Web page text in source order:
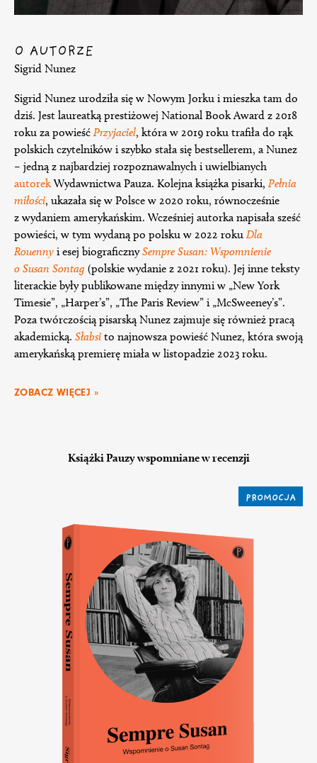
O AUTORZE
Sigrid Nunez
Sigrid Nunez urodziła się w Nowym Jorku i mieszka tam do
dziś. Jest laureatką prestiżowej National Book Award z 2018
roku za powieść Przyjaciel, która w 2019 roku trafiła do rąk
polskich czytelników i szybko stała się bestsellerem, a Nunez
– jedną z najbardziej rozpoznawalnych i uwielbianych
autorekWydawnictwa Pauza. Kolejna książka pisarki, Pełnia
miłości, ukazała się w Polsce w 2020 roku, równocześnie
z wydaniem amerykańskim. Wcześniej autorka napisała sześć
powieści, w tym wydaną po polsku w 2022 roku Dla
Rouenny i esej biograficznySempre Susan: Wspomnienie
o Susan Sontag (polskie wydanie z 2021 roku). Jej inne teksty
literackie były publikowane między innymi w „New York
Timesie”, „Harper’s”, „The Paris Review” i „McSweeney’s”.
Poza twórczością pisarską Nunez zajmuje się również pracą
akademicką. Słabsi to najnowsza powieść Nunez, która swoją
amerykańską premierę miała w listopadzie 2023 roku.
ZOBACZ WIĘCEJ »
Książki Pauzy wspomniane w recenzji
PROMOCJA